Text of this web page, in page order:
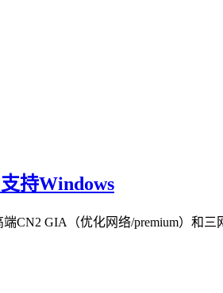
持Windows
GIA（优化网络/premium）和